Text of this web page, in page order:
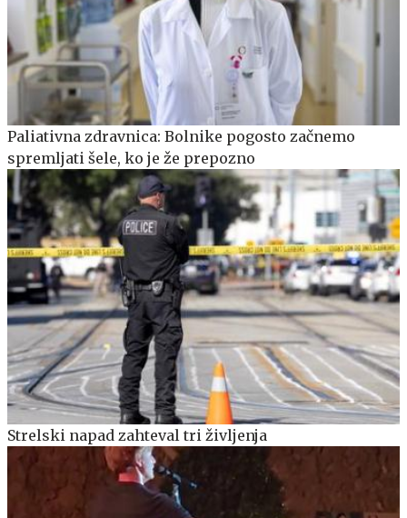
Paliativna zdravnica: Bolnike pogosto začnemo
spremljati šele, ko je že prepozno
Strelski napad zahteval tri življenja